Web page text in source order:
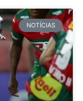
NOTÍCIAS